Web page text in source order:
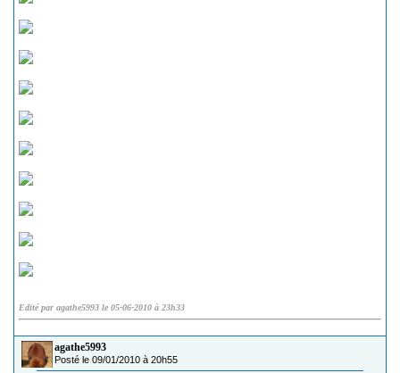
Edité par agathe5993 le 05-06-2010 à 23h33
agathe5993
Posté le 09/01/2010 à 20h55